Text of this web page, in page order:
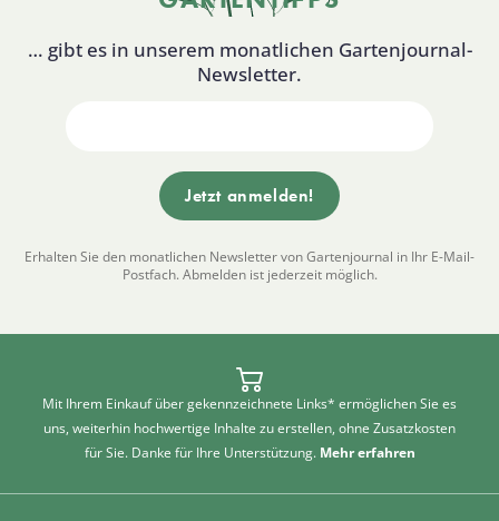
… gibt es in unserem monatlichen Gartenjournal-
Newsletter.
Erhalten Sie den monatlichen Newsletter von Gartenjournal in Ihr E-Mail-
Postfach. Abmelden ist jederzeit möglich.
Mit Ihrem Einkauf über gekennzeichnete Links* ermöglichen Sie es
uns, weiterhin hochwertige Inhalte zu erstellen, ohne Zusatzkosten
für Sie. Danke für Ihre Unterstützung. Mehr erfahren